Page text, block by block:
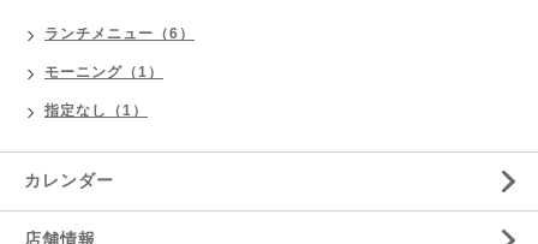
ランチメニュー（6）
モーニング（1）
指定なし（1）
カレンダー
店舗情報